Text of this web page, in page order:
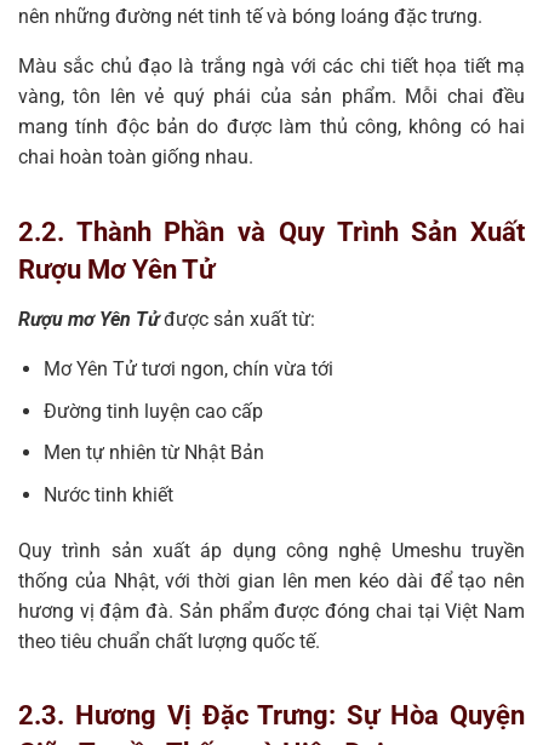
nên những đường nét tinh tế và bóng loáng đặc trưng.
Màu sắc chủ đạo là trắng ngà với các chi tiết họa tiết mạ
vàng, tôn lên vẻ quý phái của sản phẩm. Mỗi chai đều
mang tính độc bản do được làm thủ công, không có hai
chai hoàn toàn giống nhau.
2.2. Thành Phần và Quy Trình Sản Xuất
Rượu Mơ Yên Tử
Rượu mơ Yên Tửđược sản xuất từ:
Mơ Yên Tử tươi ngon, chín vừa tới
Đường tinh luyện cao cấp
Men tự nhiên từ Nhật Bản
Nước tinh khiết
Quy trình sản xuất áp dụng công nghệ Umeshu truyền
thống của Nhật, với thời gian lên men kéo dài để tạo nên
hương vị đậm đà. Sản phẩm được đóng chai tại Việt Nam
theo tiêu chuẩn chất lượng quốc tế.
2.3. Hương Vị Đặc Trưng: Sự Hòa Quyện